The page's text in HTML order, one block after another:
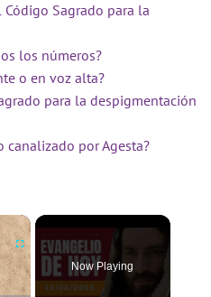
Código Sagrado para la
los números?
o en voz alta?
para la despigmentación
canalizado por Agesta?
×
Now Playing